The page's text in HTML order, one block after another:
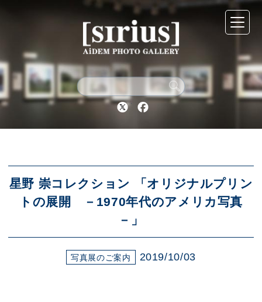
Twitter Facebook
星野 崇コレクション 「オリジナルプリン
トの展開 －1970年代のアメリカ写真
－」
写真展のご案内 2019/10/03
シリウスについて
展示スケジュール
アクセス
展示のお申し込み